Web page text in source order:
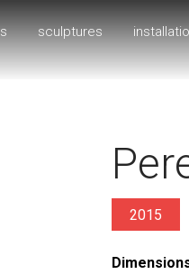
sculptures
2015